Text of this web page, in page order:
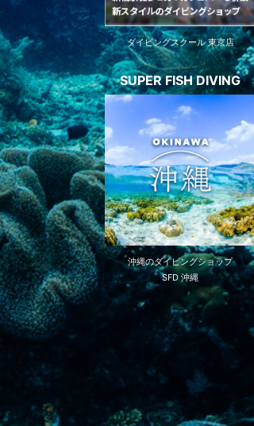
ダイビングスクール 東京店
SUPER FISH DIVING
沖縄のダイビングショップ
SFD 沖縄